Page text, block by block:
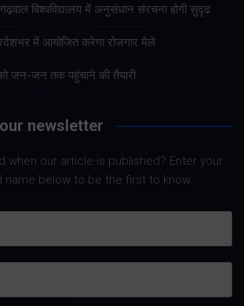
विश्वविद्यालय में अनुसंधान संरचना होगी सुदृढ
में आयोजित करेगा रोजगार मेले
जन-जन तक पहुंचाने की तैयारी
newsletter
when our article is published? Enter your
name below to be the first to know.